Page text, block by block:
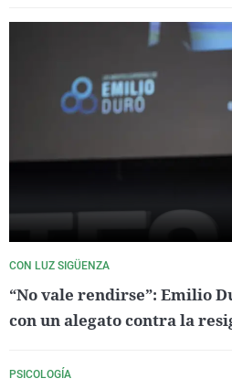
CON LUZ SIGÜENZA
“No vale rendirse”: Emilio
con un alegato contra la
PSICOLOGÍA